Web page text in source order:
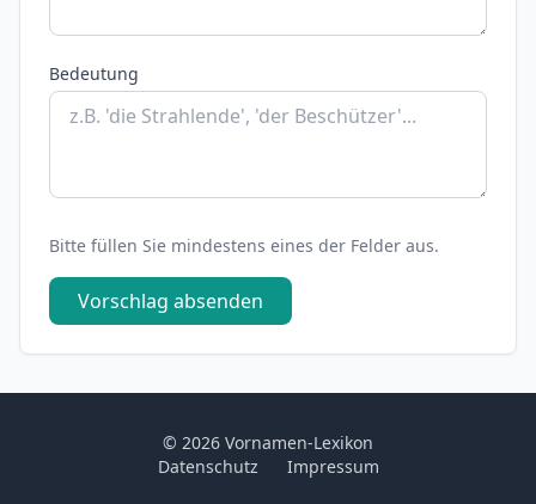
Bedeutung
Bitte füllen Sie mindestens eines der Felder aus.
Vorschlag absenden
© 2026 Vornamen-Lexikon
Datenschutz
Impressum